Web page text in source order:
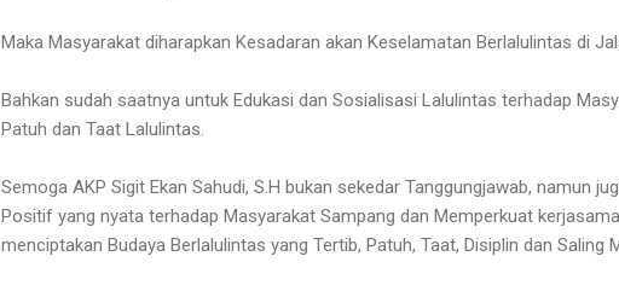
Maka Masyarakat diharapkan Kesadaran akan Keselamatan Berlalulintas di
Bahkan sudah saatnya untuk Edukasi dan Sosialisasi Lalulintas terhadap
Patuh dan Taat Lalulintas.
Semoga AKP Sigit Ekan Sahudi, S.H bukan sekedar Tanggungjawab, namun
Positif yang nyata terhadap Masyarakat Sampang dan Memperkuat
menciptakan Budaya Berlalulintas yang Tertib, Patuh, Taat, Disiplin dan Saling